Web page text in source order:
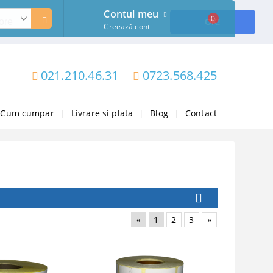
OK!
021.210.46.31 0723.568.425
Cum cumpar Livrare si plata Blog Contact
Contul meu
Creează cont
0
« 1 2 3 »